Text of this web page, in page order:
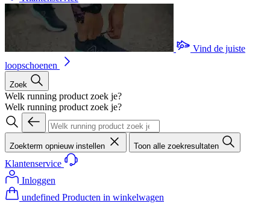
Vind de juiste
loopschoenen
Zoek
Welk running product zoek je?
Welk running product zoek je?
Zoekterm opnieuw instellen Toon alle zoekresultaten
Klantenservice
Inloggen
undefined Producten in winkelwagen